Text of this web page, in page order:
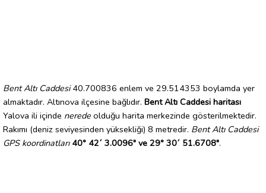
Bent Altı Caddesi40.700836 enlem ve 29.514353 boylamda yer
almaktadır. Altınova ilçesine bağlıdır. Bent Altı Caddesi haritası
Yalova ili içinde nerede olduğu harita merkezinde gösterilmektedir.
Rakımı (deniz seviyesinden yüksekliği) 8 metredir. Bent Altı Caddesi
GPS koordinatları 40° 42´ 3.0096" ve 29° 30´ 51.6708".